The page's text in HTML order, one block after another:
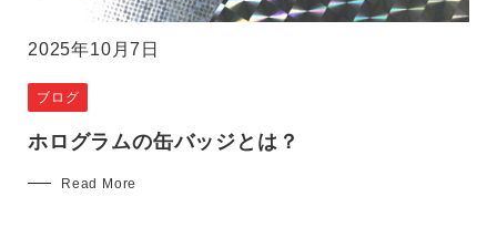
2025年10月7日
ブログ
ホログラムの缶バッジとは？
Read More